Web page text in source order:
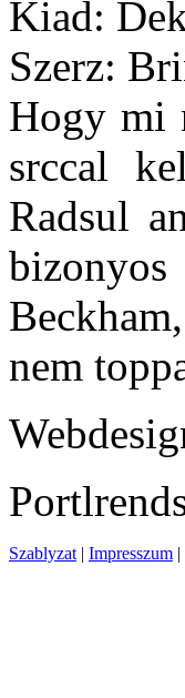
Kiad:
Szerz:
Hogy mi
srccal
Radsul
nem
Szablyzat | Impresszum |